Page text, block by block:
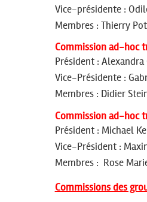
Vice-présidente :
Membres : Thierry
Commission ad-hoc
Président :
Vice-Présidente :
Membres : Didier
Commission ad-hoc
Président : Michael
Vice-Président :
Membres : Rose
Commissions des